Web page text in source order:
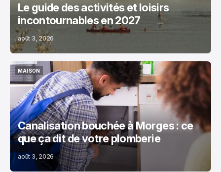
Le guide des activités et loisirs
incontournables en 2027
août 3, 2026
MAISON
MAISON
Canalisation bouchée à Morges : ce
que ça dit de votre plomberie
août 3, 2026